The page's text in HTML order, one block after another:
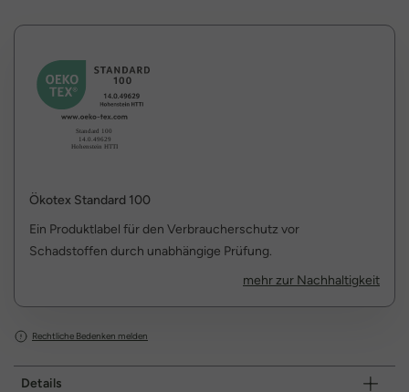
Ökotex Standard 100
Ein Produktlabel für den Verbraucherschutz vor
Schadstoffen durch unabhängige Prüfung.
mehr zur Nachhaltigkeit
Rechtliche Bedenken melden
Details